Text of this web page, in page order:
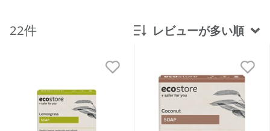
22件 レビューが多い順
発売日順
価格が安い
価格が高い